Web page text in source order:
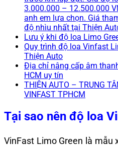
3.000.000 – 12.500.000
anh em lựa chọn. Giá
độ nhìu nhất tại Thiện
Lưu ý khi độ loa Limo
Quy trình độ loa Vinfast
Thiện Auto
Địa chỉ nâng cấp âm
HCM uy tín
THIỆN AUTO – TRUNG
VINFAST TPHCM
Tại sao nên độ loa
VinFast Limo Green là mẫu